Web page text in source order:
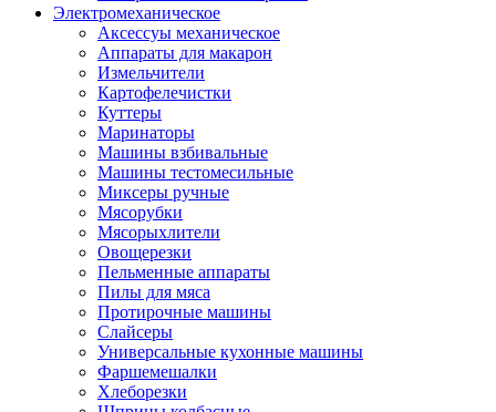
Электромеханическое
Аксессуы механическое
Аппараты для макарон
Измельчители
Картофелечистки
Куттеры
Маринаторы
Машины взбивальные
Машины тестомесильные
Миксеры ручные
Мясорубки
Мясорыхлители
Овощерезки
Пельменные аппараты
Пилы для мяса
Протирочные машины
Слайсеры
Универсальные кухонные машины
Фаршемешалки
Хлеборезки